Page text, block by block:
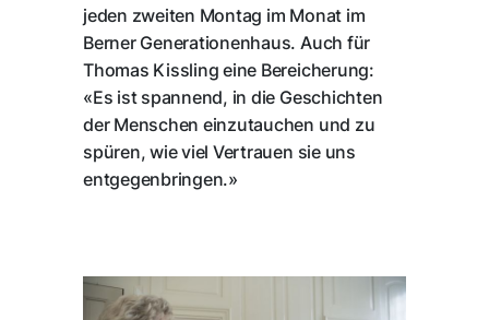
jeden zweiten Montag im Monat im
Berner Generationenhaus. Auch für
Thomas Kissling eine Bereicherung:
«Es ist spannend, in die Geschichten
der Menschen einzutauchen und zu
spüren, wie viel Vertrauen sie uns
entgegenbringen.»